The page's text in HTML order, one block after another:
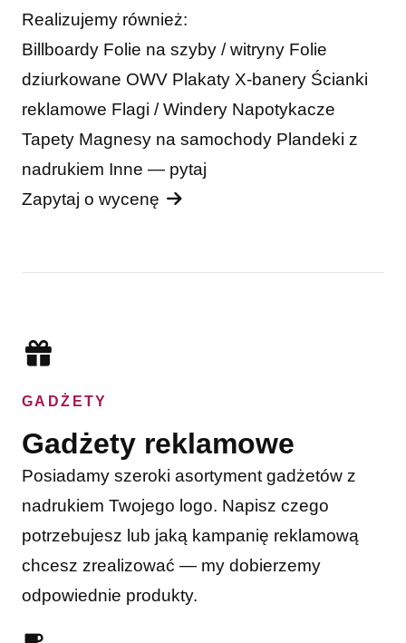
Realizujemy również:
Billboardy Folie na szyby / witryny Folie
dziurkowane OWV Plakaty X-banery Ścianki
reklamowe Flagi / Windery Napotykacze
Tapety Magnesy na samochody Plandeki z
nadrukiem Inne — pytaj
Zapytaj o wycenę
GADŻETY
Gadżety reklamowe
Posiadamy szeroki asortyment gadżetów z
nadrukiem Twojego logo. Napisz czego
potrzebujesz lub jaką kampanię reklamową
chcesz zrealizować — my dobierzemy
odpowiednie produkty.